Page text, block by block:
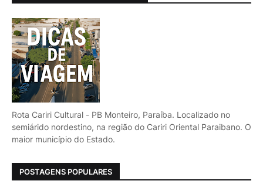
Rota Cariri Cultural - PB Monteiro, Paraíba. Localizado no
semiárido nordestino, na região do Cariri Oriental Paraibano. O
maior município do Estado.
POSTAGENS POPULARES